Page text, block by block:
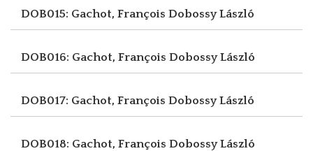
DOB015: Gachot, François Dobossy László
DOB016: Gachot, François Dobossy László
DOB017: Gachot, François Dobossy László
DOB018: Gachot, François Dobossy László